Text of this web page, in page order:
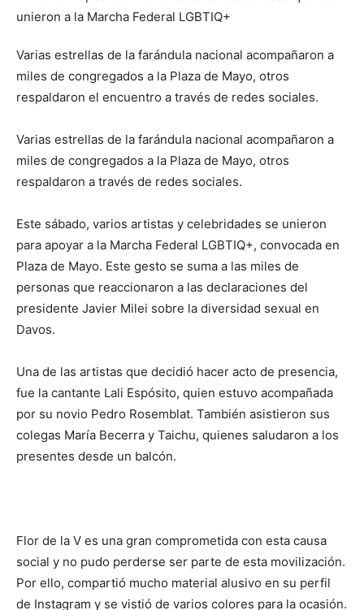
Varias estrellas de la farándula nacional acompañaron a
miles de congregados a la Plaza de Mayo, otros
respaldaron el encuentro a través de redes sociales.
Varias estrellas de la farándula nacional acompañaron a
miles de congregados a la Plaza de Mayo, otros
respaldaron a través de redes sociales.
Este sábado, varios artistas y celebridades se unieron
para apoyar a la Marcha Federal LGBTIQ+, convocada en
Plaza de Mayo. Este gesto se suma a las miles de
personas que reaccionaron a las declaraciones del
presidente Javier Milei sobre la diversidad sexual en
Davos.
Una de las artistas que decidió hacer acto de presencia,
fue la cantante Lali Espósito, quien estuvo acompañada
por su novio Pedro Rosemblat. También asistieron sus
colegas María Becerra y Taichu, quienes saludaron a los
presentes desde un balcón.
Flor de la V es una gran comprometida con esta causa
social y no pudo perderse ser parte de esta movilización.
Por ello, compartió mucho material alusivo en su perfil
de Instagram y se vistió de varios colores para la ocasión.